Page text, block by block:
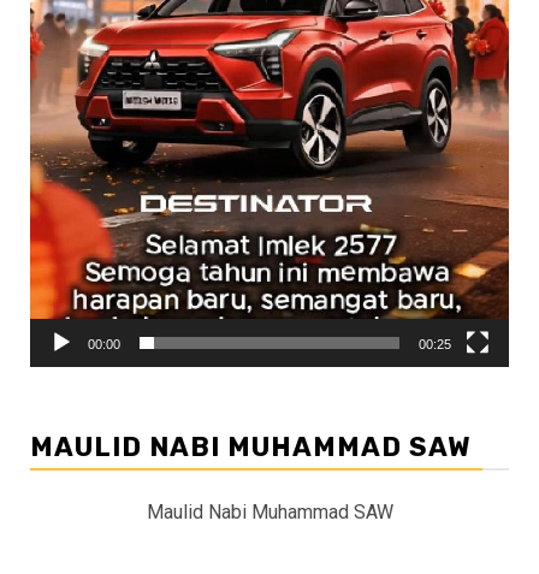
00:00 00:25
MAULID NABI MUHAMMAD SAW
Maulid Nabi Muhammad SAW